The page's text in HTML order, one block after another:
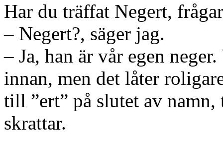
Har du träffat Negert,
– Negert?, säger jag.
– Ja, han är vår egen
innan, men det låter
till ”ert” på slutet av namn,
skrattar.